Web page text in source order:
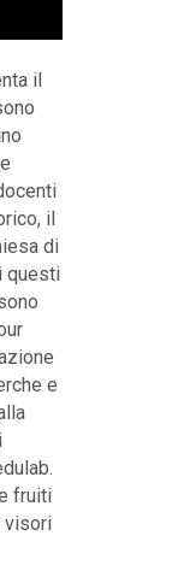
il
il
di
questi
e
fruiti
visori